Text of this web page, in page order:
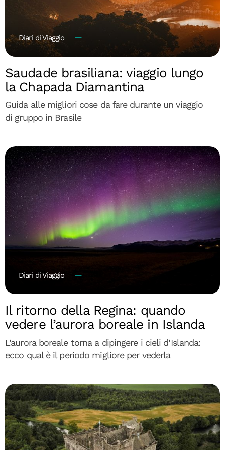
Diari di Viaggio
Saudade brasiliana: viaggio lungo
la Chapada Diamantina
Guida alle migliori cose da fare durante un viaggio
di gruppo in Brasile
Diari di Viaggio
Il ritorno della Regina: quando
vedere l’aurora boreale in Islanda
L’aurora boreale torna a dipingere i cieli d’Islanda:
ecco qual è il periodo migliore per vederla